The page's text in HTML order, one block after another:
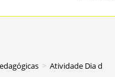
> Atividade Dia dos